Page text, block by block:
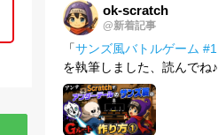
ok-scratch
@新着記事
「サンズ風バトルゲーム #1
を執筆しました、読んでね♪